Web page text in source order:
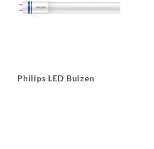
Philips LED Buizen